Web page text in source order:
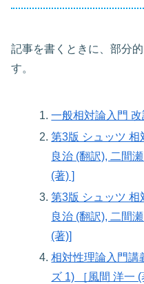
記事を書くときに、部分
す。
一般相対論入門
第3版 シュッツ 相
良治 (翻訳), 二間
(著) ]
第3版 シュッツ 相
良治 (翻訳), 二間
(著)]
相対性理論入門講
ズ 1) ［風間 洋一 (